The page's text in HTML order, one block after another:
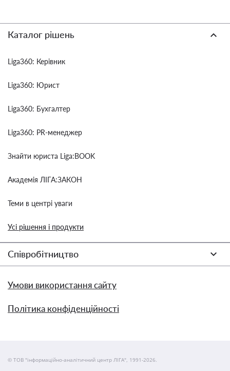
Каталог рішень
Liga360: Керівник
Liga360: Юрист
Liga360: Бухгалтер
Liga360: PR-менеджер
Знайти юриста Liga:BOOK
Академія ЛІГА:ЗАКОН
Теми в центрі уваги
Усі рішення і продукти
Співробітництво
Умови використання сайту
Політика конфіденційності
© ТОВ "інформаційно-аналітичний центр ЛІГА", 1991-2026.